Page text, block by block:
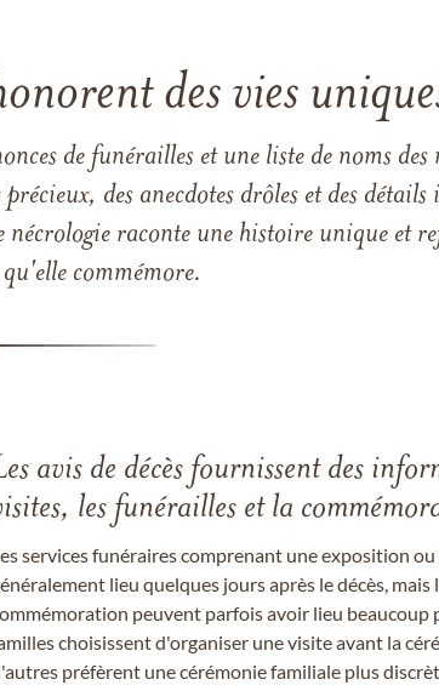
des vies
de funérailles et une liste de noms des
des anecdotes drôles et des
raconte une histoire unique et
commémore.
avis de décès fournissent des
les funérailles et la
services funéraires comprenant une exposition
lieu quelques jours après le décès, mais
peuvent parfois avoir lieu beaucoup
choisissent d'organiser une visite avant la
préfèrent une cérémonie familiale plus